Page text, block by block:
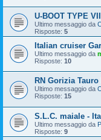
U-BOOT TYPE
Ultimo messaggio da
Risposte: 5
Italian cruiser
Ultimo messaggio da
Risposte: 10
RN Gorizia
Ultimo messaggio da
Risposte: 15
S.L.C. maiale -
Ultimo messaggio da
Risposte: 9